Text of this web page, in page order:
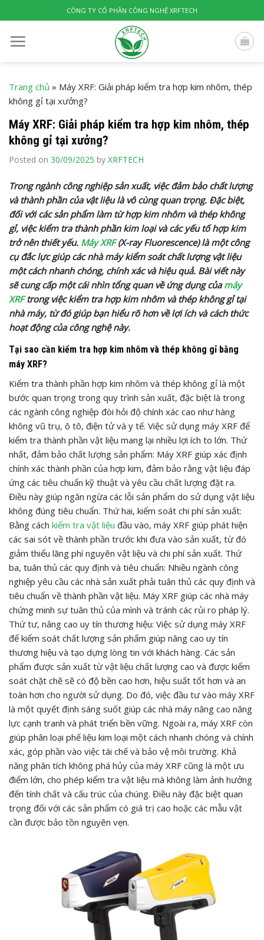
to
content
CÔNG TY CỔ PHẦN CÔNG NGHỆ XRFTECH
Trang chủ » Máy XRF: Giải pháp kiểm tra hợp kim nhôm, thép
không gỉ tại xưởng?
Máy XRF: Giải pháp kiểm tra hợp kim nhôm, thép
không gỉ tại xưởng?
Posted on 30/09/2025 by XRFTECH
Trong ngành công nghiệp sản xuất, việc đảm bảo chất lượng
và thành phần của vật liệu là vô cùng quan trọng. Đặc biệt,
đối với các sản phẩm làm từ hợp kim nhôm và thép không
gỉ, việc kiểm tra thành phần kim loại và các yếu tố hợp kim
trở nên thiết yếu. Máy XRF(X-ray Fluorescence) là một công
cụ đắc lực giúp các nhà máy kiểm soát chất lượng vật liệu
một cách nhanh chóng, chính xác và hiệu quả. Bài viết này
sẽ cung cấp một cái nhìn tổng quan về ứng dụng củamáy
XRFtrong việc kiểm tra hợp kim nhôm và thép không gỉ tại
nhà máy, từ đó giúp bạn hiểu rõ hơn về lợi ích và cách thức
hoạt động của công nghệ này.
Tại sao cần kiểm tra hợp kim nhôm và thép không gỉ bằng
máy XRF?
Kiểm tra thành phần hợp kim nhôm và thép không gỉ là một
bước quan trọng trong quy trình sản xuất, đặc biệt là trong
các ngành công nghiệp đòi hỏi độ chính xác cao như hàng
không vũ trụ, ô tô, điện tử và y tế. Việc sử dụng máy XRF để
kiểm tra thành phần vật liệu mang lại nhiều lợi ích to lớn. Thứ
nhất, đảm bảo chất lượng sản phẩm: Máy XRF giúp xác định
chính xác thành phần của hợp kim, đảm bảo rằng vật liệu đáp
ứng các tiêu chuẩn kỹ thuật và yêu cầu chất lượng đặt ra.
Điều này giúp ngăn ngừa các lỗi sản phẩm do sử dụng vật liệu
không đúng tiêu chuẩn. Thứ hai, kiểm soát chi phí sản xuất:
Bằng cách kiểm tra vật liệu đầu vào, máy XRF giúp phát hiện
các sai sót về thành phần trước khi đưa vào sản xuất, từ đó
giảm thiểu lãng phí nguyên vật liệu và chi phí sản xuất. Thứ
ba, tuân thủ các quy định và tiêu chuẩn: Nhiều ngành công
nghiệp yêu cầu các nhà sản xuất phải tuân thủ các quy định và
tiêu chuẩn về thành phần vật liệu. Máy XRF giúp các nhà máy
chứng minh sự tuân thủ của mình và tránh các rủi ro pháp lý.
Thứ tư, nâng cao uy tín thương hiệu: Việc sử dụng máy XRF
để kiểm soát chất lượng sản phẩm giúp nâng cao uy tín
thương hiệu và tạo dựng lòng tin với khách hàng. Các sản
phẩm được sản xuất từ vật liệu chất lượng cao và được kiểm
soát chặt chẽ sẽ có độ bền cao hơn, hiệu suất tốt hơn và an
toàn hơn cho người sử dụng. Do đó, việc đầu tư vào máy XRF
là một quyết định sáng suốt giúp các nhà máy nâng cao năng
lực cạnh tranh và phát triển bền vững. Ngoài ra, máy XRF còn
giúp phân loại phế liệu kim loại một cách nhanh chóng và chính
xác, góp phần vào việc tái chế và bảo vệ môi trường. Khả
năng phân tích không phá hủy của máy XRF cũng là một ưu
điểm lớn, cho phép kiểm tra vật liệu mà không làm ảnh hưởng
đến tính chất và cấu trúc của chúng. Điều này đặc biệt quan
trọng đối với các sản phẩm có giá trị cao hoặc các mẫu vật
cần được bảo tồn nguyên vẹn.